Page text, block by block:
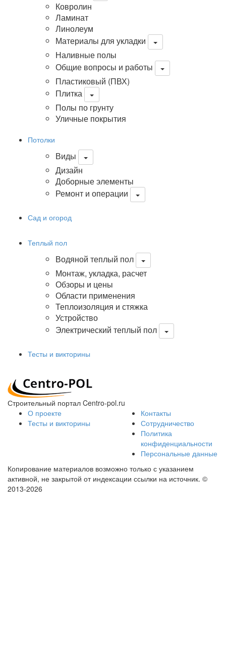
Ковролин
Ламинат
Линолеум
Материалы для укладки
Наливные полы
Общие вопросы и работы
Пластиковый (ПВХ)
Плитка
Полы по грунту
Уличные покрытия
Потолки
Виды
Дизайн
Доборные элементы
Ремонт и операции
Сад и огород
Теплый пол
Водяной теплый пол
Монтаж, укладка, расчет
Обзоры и цены
Области применения
Теплоизоляция и стяжка
Устройство
Электрический теплый пол
Тесты и викторины
Строительный портал Centro-pol.ru
О проекте
Тесты и викторины
Контакты
Сотрудничество
Политика
конфиденциальности
Персональные данные
Копирование материалов возможно только с указанием
активной, не закрытой от индексации ссылки на источник. ©
2013-2026